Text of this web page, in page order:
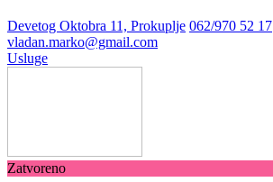
Devetog Oktobra 11, Prokuplje 062/970 52 17
vladan.marko@gmail.com
Usluge
Zatvoreno